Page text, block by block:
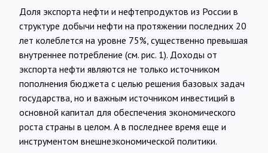
Доля экспорта нефти и нефтепродуктов из России в
структуре добычи нефти на протяжении последних 20
лет колеблется на уровне 75%, существенно превышая
внутреннее потребление (см. рис. 1). Доходы от
экспорта нефти являются не только источником
пополнения бюджета с целью решения базовых задач
государства, но и важным источником инвестиций в
основной капитал для обеспечения экономического
роста страны в целом. А в последнее время еще и
инструментом внешнеэкономической политики.